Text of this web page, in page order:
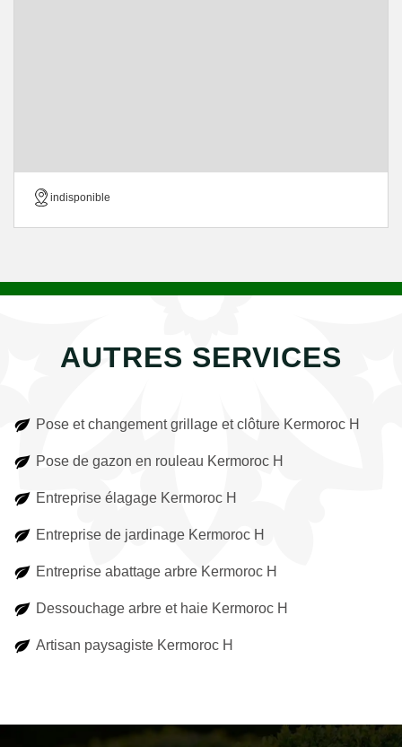
indisponible
AUTRES SERVICES
Pose et changement grillage et clôture Kermoroc H
Pose de gazon en rouleau Kermoroc H
Entreprise élagage Kermoroc H
Entreprise de jardinage Kermoroc H
Entreprise abattage arbre Kermoroc H
Dessouchage arbre et haie Kermoroc H
Artisan paysagiste Kermoroc H